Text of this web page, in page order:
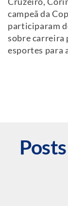
campeã da
participaram
sobre carreira
esportes para